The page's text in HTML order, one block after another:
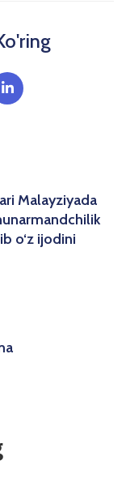
Malayziyada
o‘z ijodini